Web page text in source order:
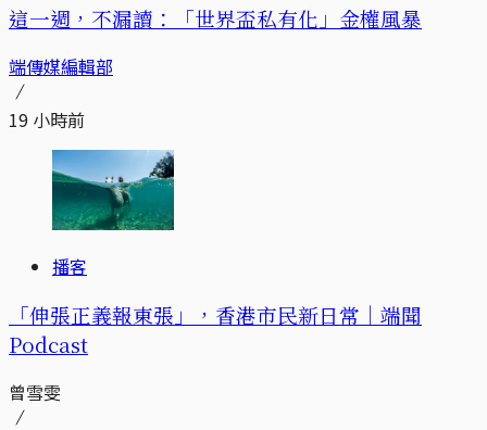
這一週，不漏讀：「世界盃私有化」金權風暴
端傳媒編輯部
19 小時前
播客
「伸張正義報東張」，香港市民新日常｜端聞
Podcast
曾雪雯